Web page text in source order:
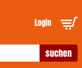
Login